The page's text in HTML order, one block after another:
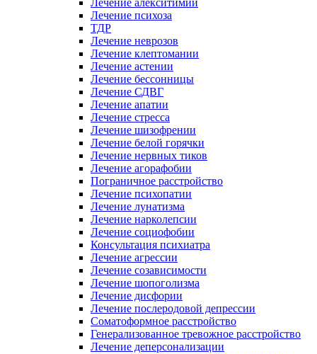
Лечение алекситимии
Лечение психоза
ТДР
Лечение неврозов
Лечение клептомании
Лечение астении
Лечение бессонницы
Лечение СДВГ
Лечение апатии
Лечение стресса
Лечение шизофрении
Лечение белой горячки
Лечение нервных тиков
Лечение агорафобии
Пограничное расстройство
Лечение психопатии
Лечение лунатизма
Лечение нарколепсии
Лечение социофобии
Консультация психиатра
Лечение агрессии
Лечение созависимости
Лечение шопоголизма
Лечение дисфории
Лечение послеродовой депрессии
Соматоформное расстройство
Генерализованное тревожное расстройство
Лечение деперсонализации